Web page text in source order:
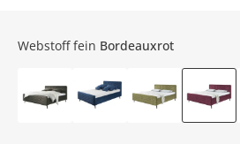
Webstoff fein Bordeauxrot